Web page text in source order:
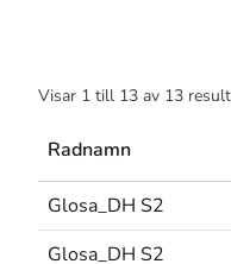
Visar 1 till 13 av 13
Radnamn
Glosa_DH S2
Glosa_DH S2STÅ